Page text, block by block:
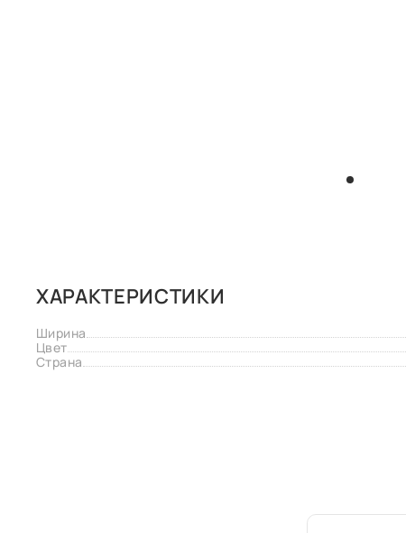
ХАРАКТЕРИСТИКИ
Ширина
Цвет
Страна